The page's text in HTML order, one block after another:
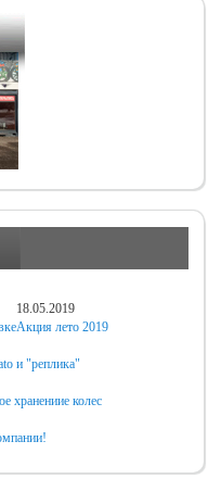
18.05.2019
Акция лето 2019
и "реплика"
хранениие колес